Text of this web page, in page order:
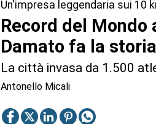
Un'impresa leggendaria sui 10
Record del Mondo
Damato fa la
La città invasa da 1.500
Antonello Micali